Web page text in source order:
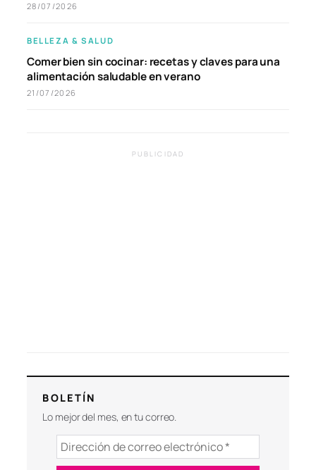
28/07/2026
BELLEZA & SALUD
Comer bien sin cocinar: recetas y claves para una
alimentación saludable en verano
21/07/2026
PUBLICIDAD
BOLETÍN
Lo mejor del mes, en tu correo.